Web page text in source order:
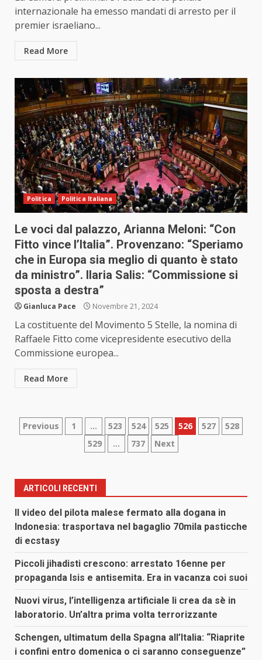
internazionale ha emesso mandati di arresto per il
premier israeliano...
Read More
Politica Politica Italiana
Le voci dal palazzo, Arianna Meloni: “Con
Fitto vince l’Italia”. Provenzano: “Speriamo
che in Europa sia meglio di quanto è stato
da ministro”. Ilaria Salis: “Commissione si
sposta a destra”
Gianluca Pace Novembre 21, 2024
La costituente del Movimento 5 Stelle, la nomina di
Raffaele Fitto come vicepresidente esecutivo della
Commissione europea...
Read More
Paginazione
articoli
Previous 1 … 523 524 525 526 527
528
529
… 737 Next
ARTICOLI RECENTI
Il video del pilota malese fermato alla dogana in
Indonesia: trasportava nel bagaglio 70mila pasticche
di ecstasy
Piccoli jihadisti crescono: arrestato 16enne per
propaganda Isis e antisemita. Era in vacanza coi suoi
Nuovi virus, l’intelligenza artificiale li crea da sè in
laboratorio. Un’altra prima volta terrorizzante
Schengen, ultimatum della Spagna all’Italia: “Riaprite
i confini entro domenica o ci saranno conseguenze”